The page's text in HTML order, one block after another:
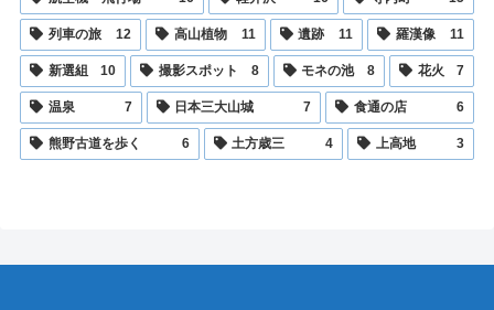
列車の旅 12 高山植物 11 遺跡 11 羅漢像 11
新選組 10 撮影スポット 8 モネの池 8 花火 7
温泉 7 日本三大山城 7 食通の店 6
熊野古道を歩く 6 土方歳三 4 上高地 3